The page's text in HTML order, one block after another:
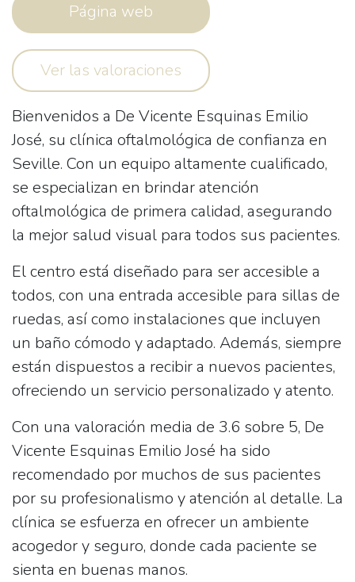
Página web
Ver las valoraciones
Bienvenidos a De Vicente Esquinas Emilio
José, su clínica oftalmológica de confianza en
Seville. Con un equipo altamente cualificado,
se especializan en brindar atención
oftalmológica de primera calidad, asegurando
la mejor salud visual para todos sus pacientes.
El centro está diseñado para ser accesible a
todos, con una entrada accesible para sillas de
ruedas, así como instalaciones que incluyen
un baño cómodo y adaptado. Además, siempre
están dispuestos a recibir a nuevos pacientes,
ofreciendo un servicio personalizado y atento.
Con una valoración media de 3.6 sobre 5, De
Vicente Esquinas Emilio José ha sido
recomendado por muchos de sus pacientes
por su profesionalismo y atención al detalle. La
clínica se esfuerza en ofrecer un ambiente
acogedor y seguro, donde cada paciente se
sienta en buenas manos.